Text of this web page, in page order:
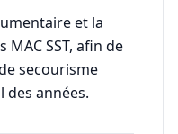
et la
SST, afin de
secourisme
années.